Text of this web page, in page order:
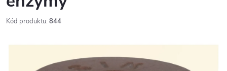
Kód produktu: 844